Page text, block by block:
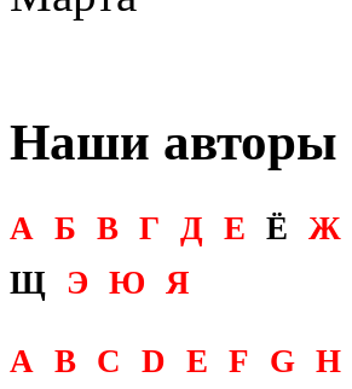
Наши авторы
А Б В Г Д Е Ё Ж
Щ Э Ю Я
A B C D E F G H